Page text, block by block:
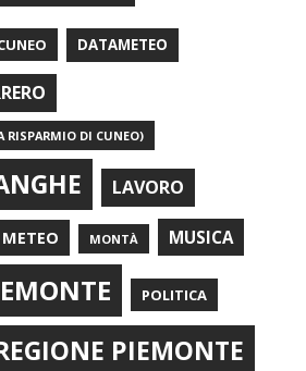
DATAMETEO
RISPARMIO DI CUNEO)
LAVORO
METEO MONTÀ MUSICA
POLITICA
PIEMONTE